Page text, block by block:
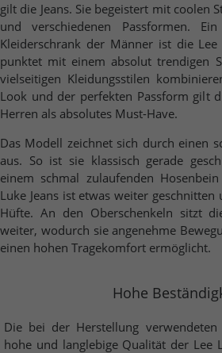
gilt die Jeans. Sie begeistert mit coolen
und verschiedenen Passformen.
Kleiderschrank der Männer ist die Lee
punktet mit einem absolut trendigen
vielseitigen Kleidungsstilen
Look und der perfekten Passform gilt
Herren als absolutes Must-Have.
Das Modell zeichnet sich durch einen
aus. So ist sie klassisch gerade
einem schmal zulaufenden
Luke Jeans ist etwas weiter
Hüfte. An den Oberschenkeln sitzt
weiter, wodurch sie angenehme
einen hohen Tragekomfort ermöglicht.
Hohe
Die bei der Herstellung
hohe und langlebige Qualität der Lee